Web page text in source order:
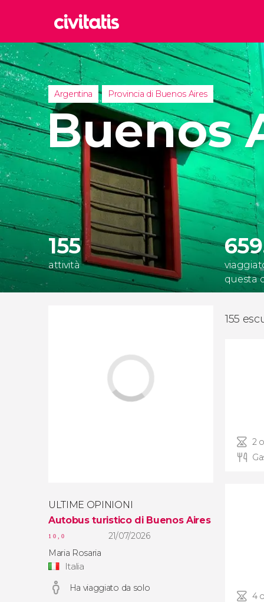
Italia
Regno
Regno
Turchia
Argentina Provincia di Buenos Aires
Buenos
155
attività
questa
ULTIME OPINIONI
Autobus turistico di Buenos Aires
10,0
21/07/2026
Maria Rosaria
Italia
Ha viaggiato da solo
155
2
4